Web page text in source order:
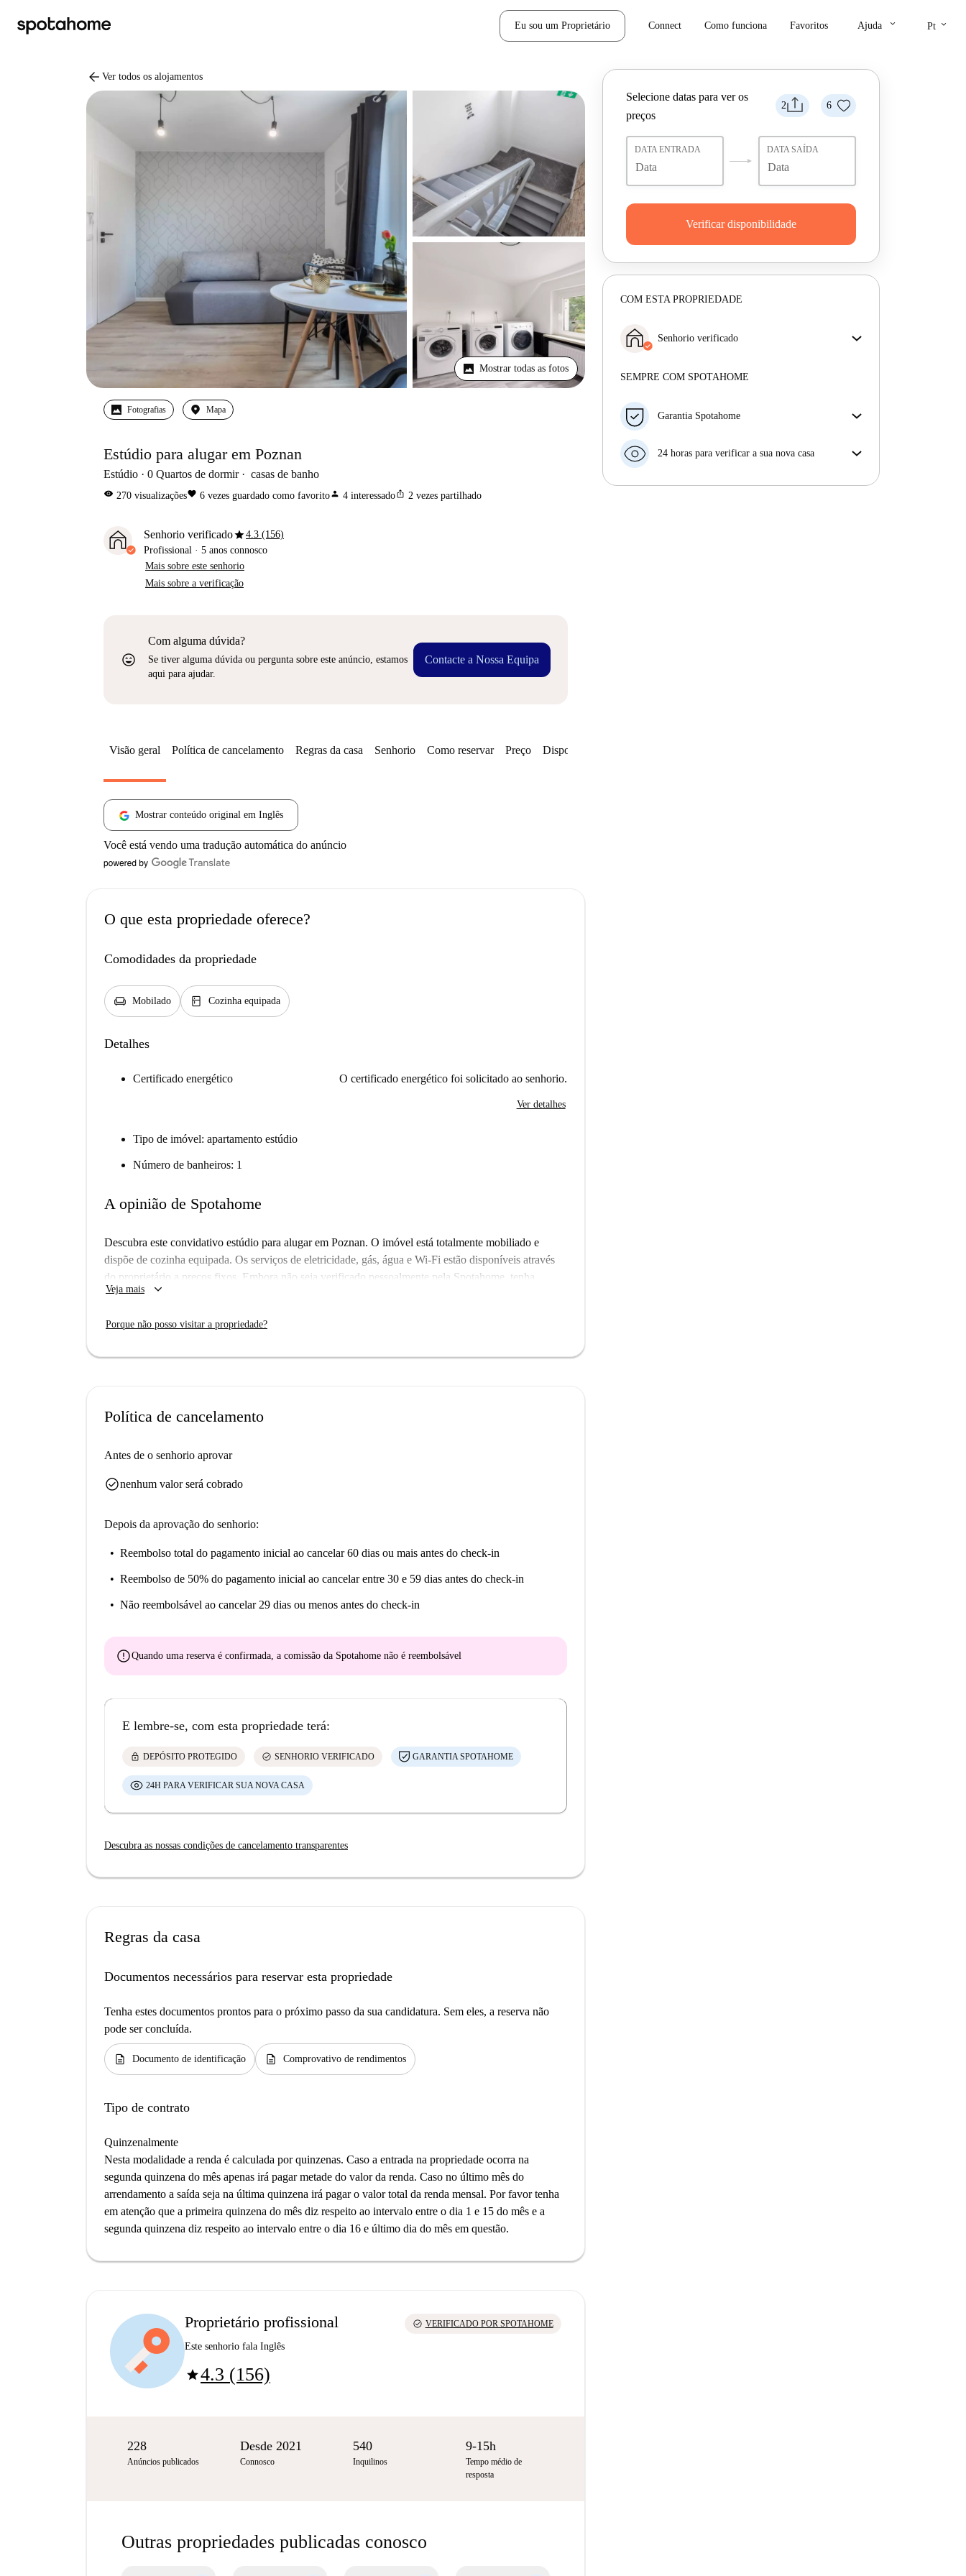
Eu sou um Proprietário Connect Como funciona Favoritos Ajuda keyboard_arrow_down Pt keyboard_arrow_down
arrow_back Ver todos os alojamentos
Mostrar todas as fotos
Fotografias Mapa
Estúdio para alugar em Poznan
Estúdio 0 Quartos de dormir casas de banho
visibility 270 visualizaçõesfavorite 6 vezes guardado como favoritoperson 4 interessadoios_share 2 vezes partilhado
Senhorio verificadostar4.3 (156)
Profissional · 5 anos connosco
Mais sobre este senhorio
Mais sobre a verificação
sentiment_very_satisfied
Com alguma dúvida?
Se tiver alguma dúvida ou pergunta sobre este anúncio, estamos
aqui para ajudar.
Contacte a Nossa Equipa
2 6
Selecione datas para ver os
preços
DATA ENTRADA DATA SAÍDA
Verificar disponibilidade
COM ESTA PROPRIEDADE
Senhorio verificado
Mais sobre este senhorio
SEMPRE COM SPOTAHOME
Garantia Spotahome
antecedência, nós iremos A) pagar um hotel e ajudá-
seu dinheiro na totalidade.
24 horas para verificar a sua nova casa
Visão geral Política de cancelamento Regras da casa Senhorio Como reservar Preço Disponibilidades
Mostrar conteúdo original em Inglês
Você está vendo uma tradução automática do anúncio
O que esta propriedade oferece?
Comodidades da propriedade
chair Mobilado kitchen Cozinha equipada
Detalhes
Certificado energético O certificado energético foi solicitado ao senhorio.
Ver detalhes
Tipo de imóvel: apartamento estúdio
Número de banheiros: 1
A opinião de Spotahome
Descubra este convidativo estúdio para alugar em Poznan. O imóvel está totalmente mobiliado e
dispõe de cozinha equipada. Os serviços de eletricidade, gás, água e Wi-Fi estão disponíveis através
do proprietário a preços fixos. Embora não seja verificado pessoalmente pela Spotahome, tenha
certeza de que todos os proprietários da Spotahome passam por um processo completo de seleção.
O estúdio está localizado em Poznan, com pontos de interesse notáveis nas proximidades, como os
Não perca esta oportunidade de residir em uma área bem conectada e com diversas comodidades.
Veja mais keyboard_arrow_down
Porque não posso visitar a propriedade?
Política de cancelamento
Antes de o senhorio aprovar
check_circlenenhum valor será cobrado
Depois da aprovação do senhorio:
Reembolso total do pagamento inicial ao cancelar 60 dias ou mais antes do check-in
Reembolso de 50% do pagamento inicial ao cancelar entre 30 e 59 dias antes do check-in
Não reembolsável ao cancelar 29 dias ou menos antes do check-in
errorQuando uma reserva é confirmada, a comissão da Spotahome não é reembolsável
E lembre-se, com esta propriedade terá:
lock DEPÓSITO PROTEGIDO check_circle SENHORIO VERIFICADO GARANTIA SPOTAHOME
24H PARA VERIFICAR SUA NOVA CASA
Descubra as nossas condições de cancelamento transparentes
Regras da casa
Documentos necessários para reservar esta propriedade
Tenha estes documentos prontos para o próximo passo da sua candidatura. Sem eles, a reserva não
pode ser concluída.
description Documento de identificação description Comprovativo de rendimentos
Tipo de contrato
Quinzenalmente
Nesta modalidade a renda é calculada por quinzenas. Caso a entrada na propriedade ocorra na
segunda quinzena do mês apenas irá pagar metade do valor da renda. Caso no último mês do
arrendamento a saída seja na última quinzena irá pagar o valor total da renda mensal. Por favor tenha
em atenção que a primeira quinzena do mês diz respeito ao intervalo entre o dia 1 e 15 do mês e a
segunda quinzena diz respeito ao intervalo entre o dia 16 e último dia do mês em questão.
Proprietário profissional
Este senhorio fala Inglês
star4.3 (156)
check_circle VERIFICADO POR SPOTAHOME
228
Anúncios publicados
Desde 2021
Connosco
540
Inquilinos
9-15h
Tempo médio de
resposta
Outras propriedades publicadas conosco